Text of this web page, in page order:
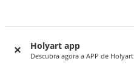
Holyart app
Descubra agora a APP de Holyart